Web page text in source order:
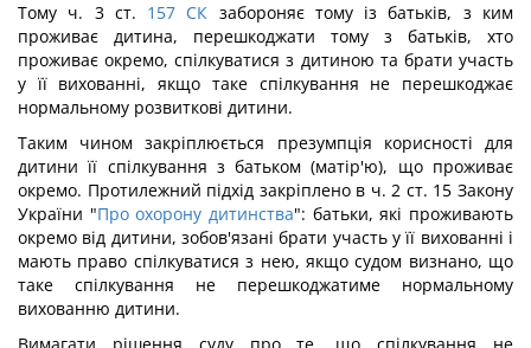
Тому ч. 3 ст. 157 СК забороняє тому із батьків, з ким
проживає дитина, перешкоджати тому з батьків, хто
проживає окремо, спілкуватися з дитиною та брати участь
у її вихованні, якщо таке спілкування не перешкоджає
нормальному розвиткові дитини.
Таким чином закріплюється презумпція корисності для
дитини її спілкування з батьком (матір'ю), що проживає
окремо. Протилежний підхід закріплено в ч. 2 ст. 15 Закону
України "Про охорону дитинства": батьки, які проживають
окремо від дитини, зобов'язані брати участь у її вихованні і
мають право спілкуватися з нею, якщо судом визнано, що
таке спілкування не перешкоджатиме нормальному
вихованню дитини.